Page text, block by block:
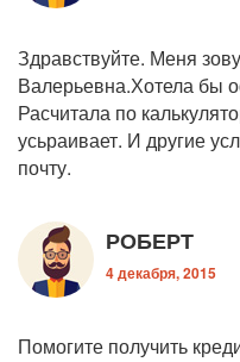
Здравствуйте. Меня
Валерьевна.Хотела бы
Расчитала по
усьраивает. И другие
почту.
РОБЕРТ
4 декабря, 2015
Помогите получить